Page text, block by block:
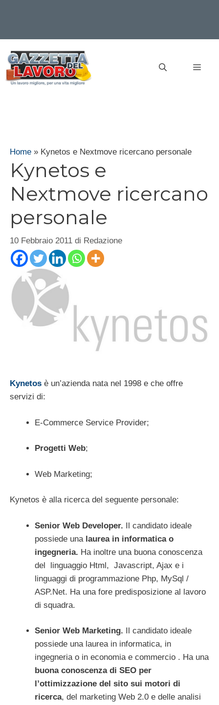
contenuto
Home » Kynetos e Nextmove ricercano personale
Kynetos e
Nextmove ricercano
personale
10 Febbraio 2011 di Redazione
Kynetos è un’azienda nata nel 1998 e che offre
servizi di:
E-Commerce Service Provider;
Progetti Web;
Web Marketing;
Kynetos è alla ricerca del seguente personale:
Senior Web Developer. Il candidato ideale
possiede una laurea in informatica o
ingegneria. Ha inoltre una buona conoscenza
del linguaggio Html, Javascript, Ajax e i
linguaggi di programmazione Php, MySql /
ASP.Net. Ha una fore predisposizione al lavoro
di squadra.
Senior Web Marketing. Il candidato ideale
possiede una laurea in informatica, in
ingegneria o in economia e commercio . Ha una
buona conoscenza di SEO per
l’ottimizzazione del sito sui motori di
ricerca, del marketing Web 2.0 e delle analisi